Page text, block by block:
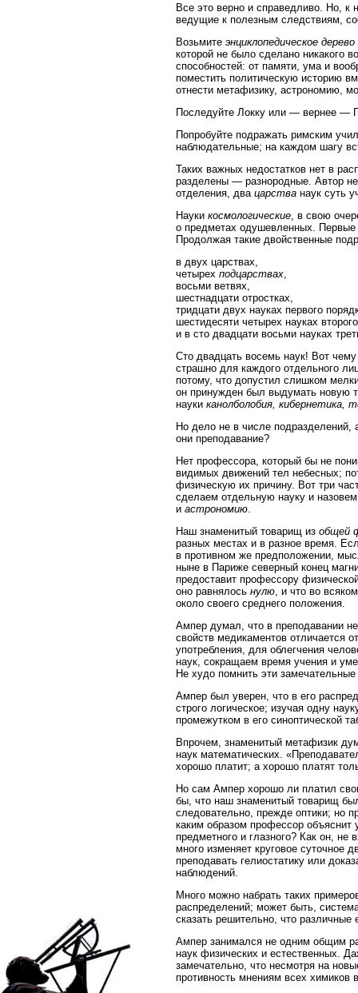
Все это верно и справедливо. Но, к
ведущие к полезным следствиям,
Возьмите энциклопедическое дерево
которой не было сделано никакого
способностей: от памяти, ума и
поместить политическую историю
отнести метафизику, астрономию,
Последуйте Локку или — вернее —
Попробуйте подражать римским
наблюдательные; на каждом шагу
Таких важных недостатков нет в
разделены — разнородные. Автор не
отделения, два царства наук суть
Науки космологические , в свою
о предметах одушевленных. Первые
Продолжая такие двойственные
в двух царствах,
четырех подцарствах
восьми ветвях,
шестнадцати отростках,
тридцати двух науках первого
шестидесяти четырех науках
и в сто двадцати восьми науках
Сто двадцать восемь наук! Вот
страшно для каждого отдельного
потому, что допустил слишком
он принужден был выдумать новую
науки канолболобия, кибернетика,
Но дело не в числе подразделений,
они преподавание?
Нет профессора, который бы не
видимых движений тел небесных;
физическую их причину. Вот три
сделаем отдельную науку и
и астрономию
Наш знаменитый товарищ из общей
разных местах и в разное время.
в противном же предположении,
ныне в Париже северный конец
предоставит профессору
оно равнялось нулю , и что во
около своего среднего положения.
Ампер думал, что в преподавании
свойств медикаментов отличается
употребления, для облегчения
наук, сокращаем время учения и
Не худо помнить эти
Ампер был уверен, что в его
строго логическое; изучая одну
промежутком в его синоптической
Впрочем, знаменитый метафизик
наук математических.
хорошо платит; а хорошо платят
Но сам Ампер хорошо ли платил
бы, что наш знаменитый товарищ
следовательно, прежде оптики; но
каким образом профессор объяснит
предметного и глазного? Как он, не
много изменяет круговое суточное
преподавать гелиостатику или
наблюдений.
Много можно набрать таких
распределений; может быть,
сказать решительно, что различные
Ампер занимался не одним общим
наук физических и естественных.
замечательно, что несмотря на
противность мнениям всех химиков